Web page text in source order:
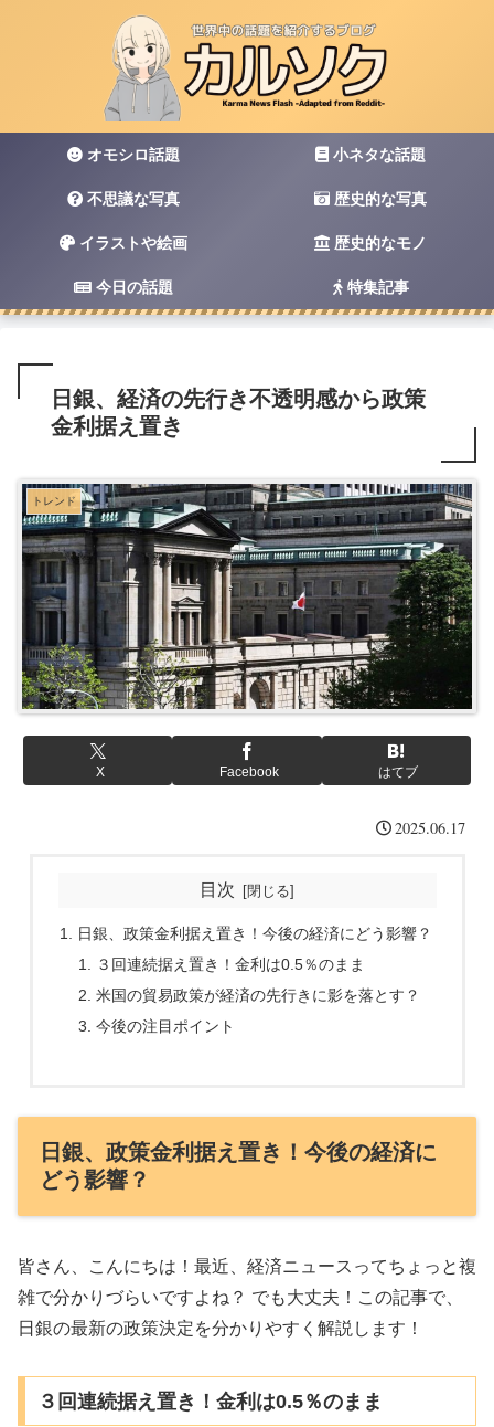
オモシロ話題 小ネタな話題
不思議な写真 歴史的な写真
イラストや絵画 歴史的なモノ
今日の話題 特集記事
日銀、経済の先行き不透明感から政策
金利据え置き
トレンド
X Facebook はてブ
2025.06.17
目次
日銀、政策金利据え置き！今後の経済にどう影響？
３回連続据え置き！金利は0.5％のまま
米国の貿易政策が経済の先行きに影を落とす？
今後の注目ポイント
日銀、政策金利据え置き！今後の経済に
どう影響？
皆さん、こんにちは！最近、経済ニュースってちょっと複
雑で分かりづらいですよね？ でも大丈夫！この記事で、
日銀の最新の政策決定を分かりやすく解説します！
３回連続据え置き！金利は0.5％のまま